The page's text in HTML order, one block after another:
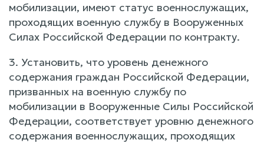
мобилизации, имеют статус военнослужащих,
проходящих военную службу в Вооруженных
Силах Российской Федерации по контракту.
3. Установить, что уровень денежного
содержания граждан Российской Федерации,
призванных на военную службу по
мобилизации в Вооруженные Силы Российской
Федерации, соответствует уровню денежного
содержания военнослужащих, проходящих